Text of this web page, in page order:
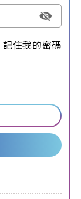
記住我的密碼